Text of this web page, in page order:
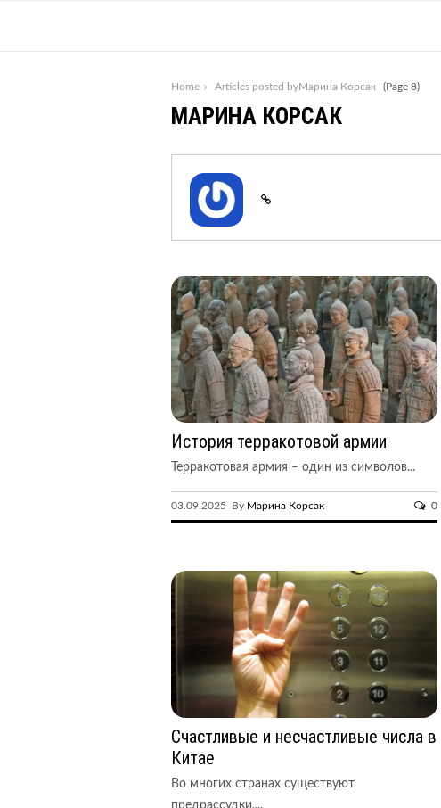
Home Articles posted byМарина Корсак (Page 8)
МАРИНА КОРСАК
История терракотовой армии
Терракотовая армия – один из символов...
03.09.2025 By Марина Корсак 0
Счастливые и несчастливые числа в
Китае
Во многих странах существуют